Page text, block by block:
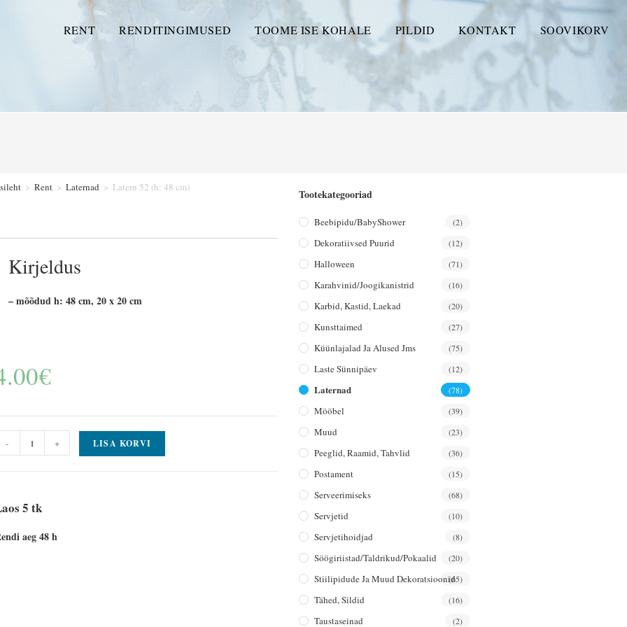
RENT RENDITINGIMUSED TOOME ISE KOHALE PILDID KONTAKT SOOVIKORV
> Rent > Laternad > Latern 52 (h: 48 cm)
Kirjeldus
– mõõdud h: 48 cm, 20 x 20 cm
€
- + LISA KORVI
5 tk
aeg 48 h
Tootekategooriad
Beebipidu/BabyShower (2)
Dekoratiivsed Puurid (12)
Halloween (71)
Karahvinid/joogikanistrid (16)
Karbid, Kastid, Laekad (20)
Kunsttaimed (27)
Küünlajalad Ja Alused Jms (75)
Laste Sünnipäev (12)
Laternad (78)
Mööbel (39)
Muud (23)
Peeglid, Raamid, Tahvlid (36)
Postament (15)
Serveerimiseks (68)
Servjetid (10)
Servjetihoidjad (8)
Söögiriistad/taldrikud/pokaalid (20)
Stiilipidude Ja Muud Dekoratsioonid(65)
Tähed, Sildid (16)
Taustaseinad (2)